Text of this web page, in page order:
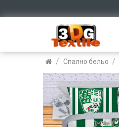
/ Спално бельо /